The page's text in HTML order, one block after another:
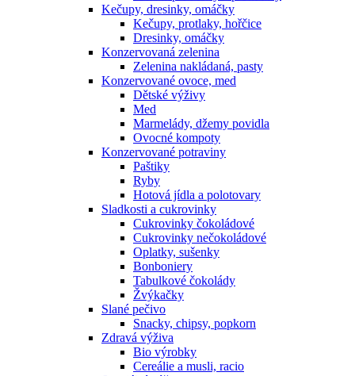
Kečupy, dresinky, omáčky
Kečupy, protlaky, hořčice
Dresinky, omáčky
Konzervovaná zelenina
Zelenina nakládaná, pasty
Konzervované ovoce, med
Dětské výživy
Med
Marmelády, džemy povidla
Ovocné kompoty
Konzervované potraviny
Paštiky
Ryby
Hotová jídla a polotovary
Sladkosti a cukrovinky
Cukrovinky čokoládové
Cukrovinky nečokoládové
Oplatky, sušenky
Bonboniery
Tabulkové čokolády
Žvýkačky
Slané pečivo
Snacky, chipsy, popkorn
Zdravá výživa
Bio výrobky
Cereálie a musli, racio